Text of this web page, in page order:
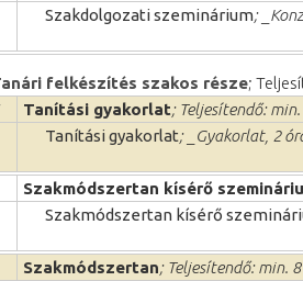
Szakdolgozati szeminárium;
felkészítés szakos része;
Tanítási gyakorlat; Teljesítendő:
Tanítási gyakorlat; _Gyakorlat, 2
Szakmódszertan kísérő
Szakmódszertan kísérő
Szakmódszertan; Teljesítendő: min.